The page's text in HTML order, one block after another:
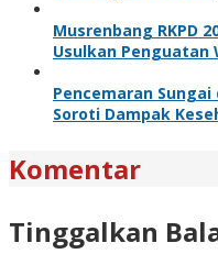
Musrenbang RKPD
Usulkan Penguatan
Pencemaran Sungai
Soroti Dampak
Komentar
Tinggalkan